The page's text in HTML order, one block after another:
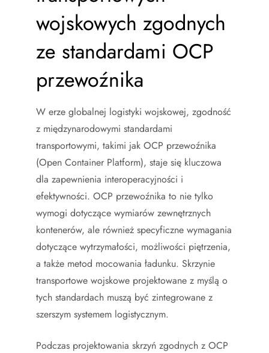
wojskowych zgodnych
ze standardami OCP
przewoźnika
W erze globalnej logistyki wojskowej, zgodność
z międzynarodowymi standardami
transportowymi, takimi jak OCP przewoźnika
(Open Container Platform), staje się kluczowa
dla zapewnienia interoperacyjności i
efektywności. OCP przewoźnika to nie tylko
wymogi dotyczące wymiarów zewnętrznych
kontenerów, ale również specyficzne wymagania
dotyczące wytrzymałości, możliwości piętrzenia,
a także metod mocowania ładunku. Skrzynie
transportowe wojskowe projektowane z myślą o
tych standardach muszą być zintegrowane z
szerszym systemem logistycznym.
Podczas projektowania skrzyń zgodnych z OCP